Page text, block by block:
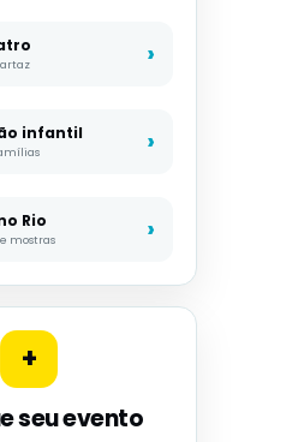
infantil
Rio
mostras
+
seu evento